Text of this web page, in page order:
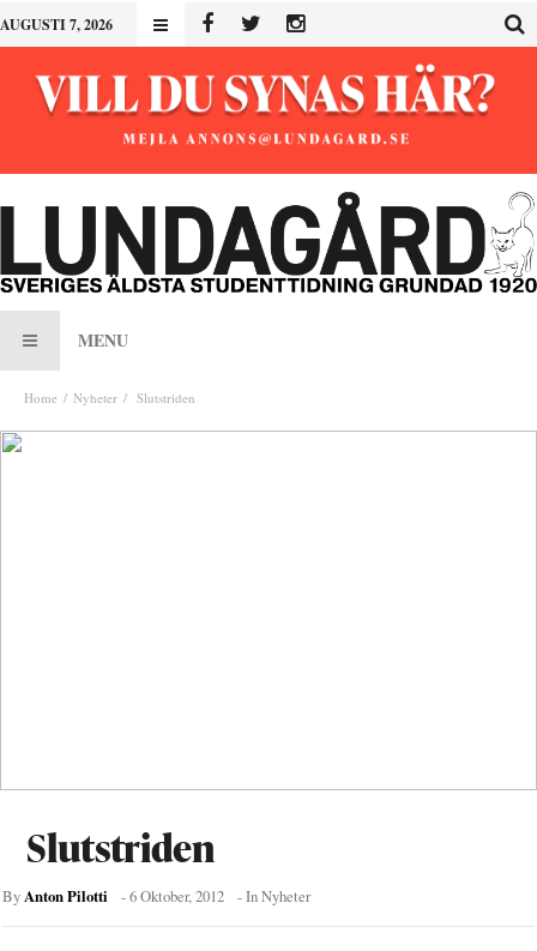
AUGUSTI 7, 2026
MENU
Home Nyheter Slutstriden
Slutstriden
ByAnton Pilotti -6 Oktober, 2012 - InNyheter